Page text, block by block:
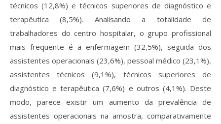
técnicos (12,8%) e técnicos superiores de diagnóstico e
terapêutica (8,5%). Analisando a totalidade de
trabalhadores do centro hospitalar, o grupo profissional
mais frequente é a enfermagem (32,5%), seguida dos
assistentes operacionais (23,6%), pessoal médico (23,1%),
assistentes técnicos (9,1%), técnicos superiores de
diagnóstico e terapêutica (7,6%) e outros (4,1%). Deste
modo, parece existir um aumento da prevalência de
assistentes operacionais na amostra, comparativamente